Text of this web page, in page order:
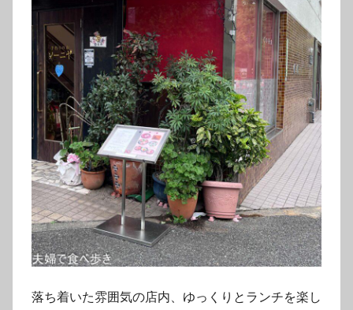
落ち着いた雰囲気の店内、ゆっくりとランチを楽し